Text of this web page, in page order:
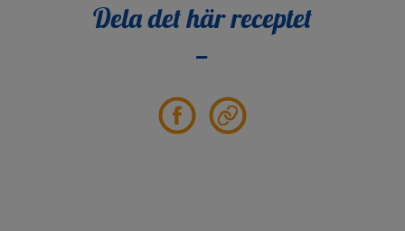
Dela det här receptet
Partager
sur
Partager
le